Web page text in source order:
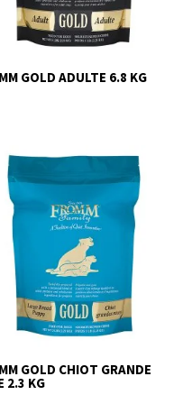
GOLD ADULTE 6.8 KG
GOLD CHIOT GRANDE
2.3 KG